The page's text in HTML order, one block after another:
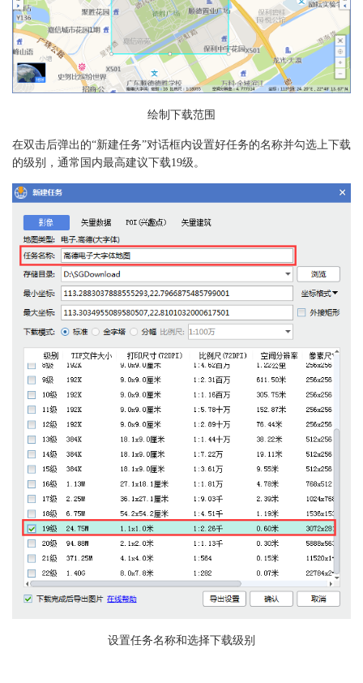
绘制下载范围
在双击后弹出的“新建任务”对话框内设置好任务的名称并勾选上下载
的级别，通常国内最高建议下载19级。
设置任务名称和选择下载级别